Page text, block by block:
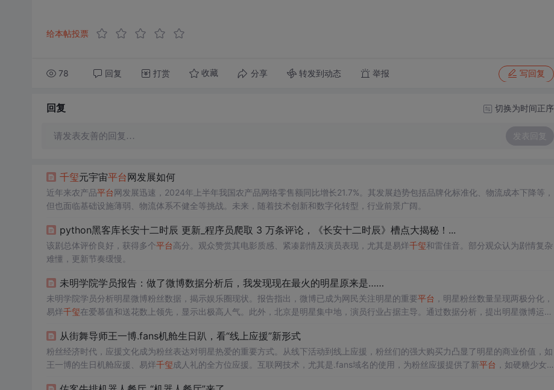
给本帖投票
78 回复 打赏 收藏 分享 转发到动态 举报 写回复
回复 切换为时间正序
请发表友善的回复… 发表回复
千玺元宇宙平台网发展如何
近年来农产品平台网发展迅速，2024年上半年我国农产品网络零售额同比增长21.7%。其发展趋势包括品牌化标准化、物流成本下降等，
但也面临基础设施薄弱、物流体系不健全等挑战。未来，随着技术创新和数字化转型，行业前景广阔。
python黑客库长安十二时辰 更新_程序员爬取 3 万条评论，《长安十二时辰》槽点大揭秘！...
该剧总体评价良好，获得多个平台高分。观众赞赏其电影质感、紧凑剧情及演员表现，尤其是易烊千玺和雷佳音。部分观众认为剧情复杂
难懂，更新节奏缓慢。
未明学院学员报告：做了微博数据分析后，我发现现在最火的明星原来是……
未明学院学员分析明星微博粉丝数据，揭示娱乐圈现状。报告指出，微博已成为网民关注明星的重要平台 ，明星粉丝数量呈现两极分化，
易烊千玺在爱慕值和送花数上领先，显示出极高人气。此外，北京是明星集中地，演员行业占据主导。通过数据分析，提出明星微博运营
从街舞导师王一博.fans机舱生日趴，看“线上应援”新形式
粉丝经济时代，应援文化成为粉丝表达对明星热爱的重要方式。从线下活动到线上应援，粉丝们的强大购买力凸显了明星的商业价值，如
王一博的生日机舱应援、易烊千玺成人礼的全方位应援。互联网技术，尤其是.fans域名的使用，为粉丝应援提供了新平台 ，如硬糖少女30